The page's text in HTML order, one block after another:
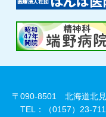
〒090-8501 北海道北見
TEL：（0157）23-